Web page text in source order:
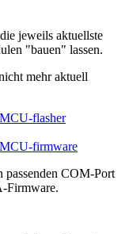
jeweils aktuellste
"bauen" lassen.
mehr aktuell
flasher
firmware
passenden COM-Port
Firmware.